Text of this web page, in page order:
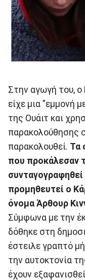
Στην αγωγή του, ο
είχε μια "εμμονή
της Ουάιτ και
παρακολούθησης
παρακολουθεί. Τα
που προκάλεσαν
προμηθευτεί ο
όνομα Άρθουρ
Σύμφωνα με την
δόθηκε στη
έστειλε γραπτό
την αυτοκτονία
έχουν